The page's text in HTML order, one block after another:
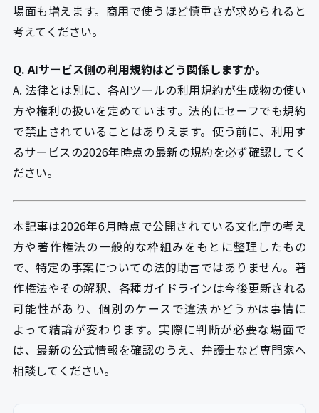
場面も増えます。商用で使うほど慎重さが求められると
考えてください。
Q. AIサービス側の利用規約はどう関係しますか。
A. 法律とは別に、各AIツールの利用規約が生成物の使い
方や権利の扱いを定めています。法的にセーフでも規約
で禁止されていることはありえます。使う前に、利用す
るサービスの2026年時点の最新の規約を必ず確認してく
ださい。
本記事は2026年6月時点で公開されている文化庁の考え
方や著作権法の一般的な枠組みをもとに整理したもの
で、特定の事案についての法的助言ではありません。著
作権法やその解釈、各種ガイドラインは今後更新される
可能性があり、個別のケースで違法かどうかは事情に
よって結論が変わります。実際に判断が必要な場面で
は、最新の公式情報を確認のうえ、弁護士など専門家へ
相談してください。